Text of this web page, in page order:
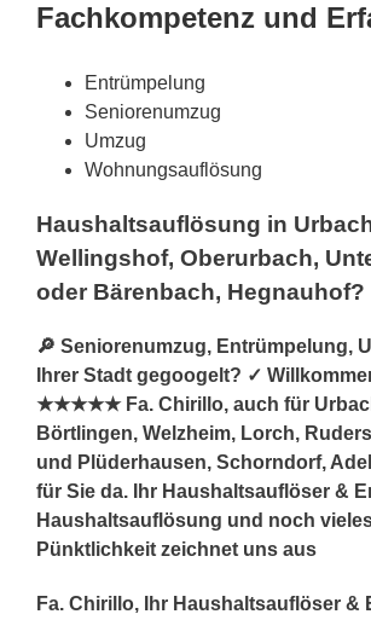
Fachkompetenz und
Entrümpelung
Seniorenumzug
Umzug
Wohnungsauflösung
Haushaltsauflösung in
Wellingshof, Oberurbach,
oder Bärenbach, Hegnauhof?
🔎 Seniorenumzug, Entrümpelung,
Ihrer Stadt gegoogelt? ✓
★★★★★ Fa. Chirillo, auch für
Börtlingen, Welzheim, Lorch,
und Plüderhausen, Schorndorf,
für Sie da. Ihr Haushaltsauflöser &
Haushaltsauflösung und noch
Pünktlichkeit zeichnet uns aus
Fa. Chirillo, Ihr Haushaltsauflöser &